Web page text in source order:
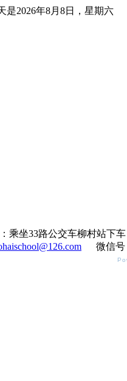
是2026年8月8日，星期六
坐33路公交车柳村站下
微信号